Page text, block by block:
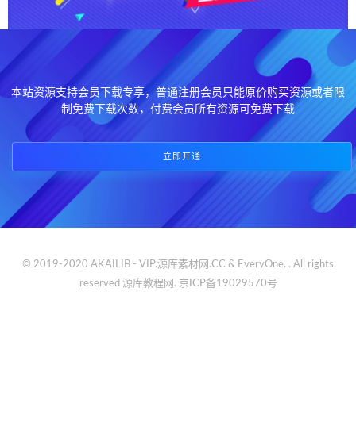
本站资源支持会员下载专享，普通注册会员只能原价购买资源或者限
制免费下载次数，付费会员所有资源可免费下载
立即开通
© 2019-2020 AKAILIB - VIP.源库素材网.CC & EveryOne. . All rights
reserved 源库教程网. 京ICP备19029570号